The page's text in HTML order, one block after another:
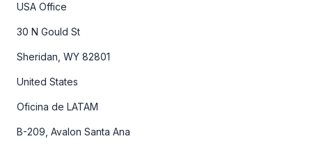
USA Office
30 N Gould St
Sheridan, WY 82801
United States
Oficina de LATAM
B-209, Avalon Santa Ana